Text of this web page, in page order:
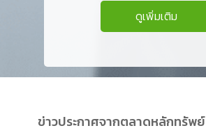
ดูเพิ่มเติม
ข่าวประกาศจากตลาดหลักทรัพย์